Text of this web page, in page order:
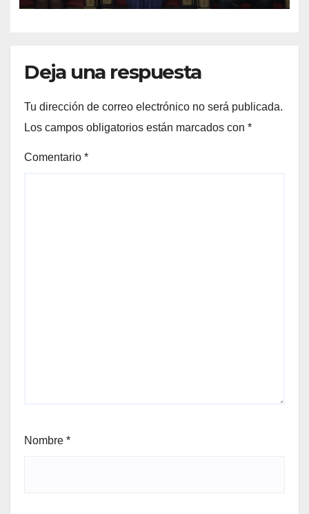
Deja una respuesta
Tu dirección de correo electrónico no será publicada.
Los campos obligatorios están marcados con *
Comentario *
Nombre *